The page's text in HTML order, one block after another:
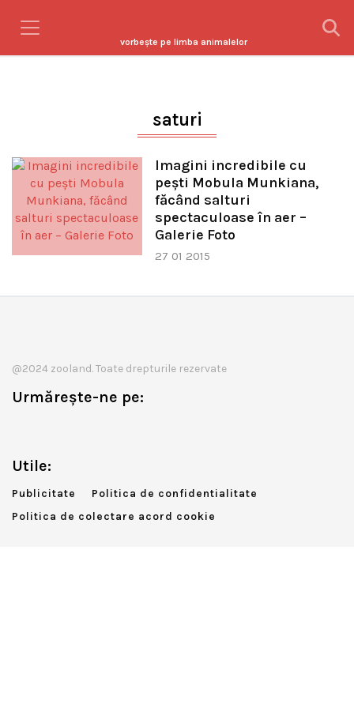
vorbeşte pe limba animalelor
saturi
Imagini incredibile cu
pești Mobula Munkiana,
făcând salturi
spectaculoase în aer –
Galerie Foto
27 01 2015
@2024 zooland. Toate drepturile rezervate
Urmărește-ne pe:
Utile:
Publicitate
Politica de confidentialitate
Politica de colectare acord cookie